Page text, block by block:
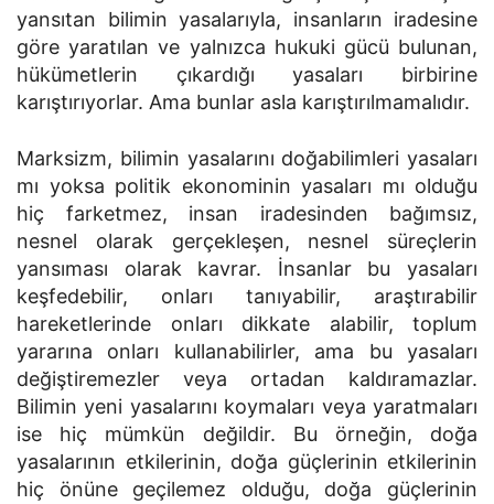
yansıtan bilimin yasalarıyla, insanların iradesine
göre yaratılan ve yalnızca hukuki gücü bulunan,
hükümetlerin çıkardığı yasaları birbirine
karıştırıyorlar. Ama bunlar asla karıştırılmamalıdır.
Marksizm, bilimin yasalarını doğabilimleri yasaları
mı yoksa politik ekonominin yasaları mı olduğu
hiç farketmez, insan iradesinden bağımsız,
nesnel olarak gerçekleşen, nesnel süreçlerin
yansıması olarak kavrar. İnsanlar bu yasaları
keşfedebilir, onları tanıyabilir, araştırabilir
hareketlerinde onları dikkate alabilir, toplum
yararına onları kullanabilirler, ama bu yasaları
değiştiremezler veya ortadan kaldıramazlar.
Bilimin yeni yasalarını koymaları veya yaratmaları
ise hiç mümkün değildir. Bu örneğin, doğa
yasalarının etkilerinin, doğa güçlerinin etkilerinin
hiç önüne geçilemez olduğu, doğa güçlerinin